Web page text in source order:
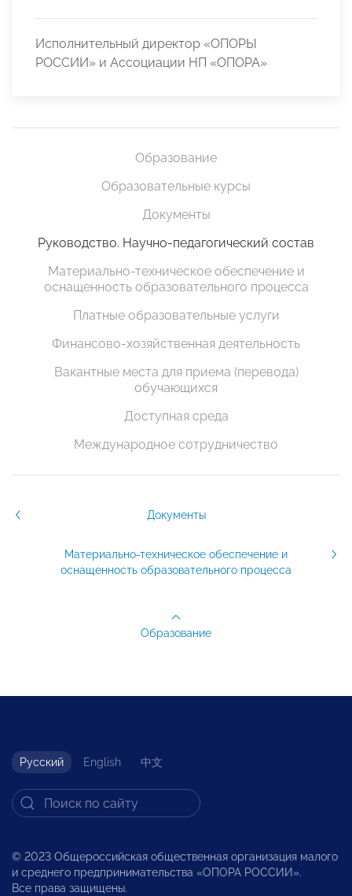
Исполнительный директор «ОПОРЫ
РОССИИ» и Ассоциации НП «ОПОРА»
Образование
Образовательные курсы
Документы
Руководство. Научно-педагогический состав
Материально-техническое обеспечение и
оснащенность образовательного процесса
Платные образовательные услуги
Финансово-хозяйственная деятельность
Вакантные места для приема (перевода)
обучающихся
Доступная среда
Международное сотрудничество
Документы
Материально-техническое обеспечение и
оснащенность образовательного процесса
Образование
Русский English 中文
© 2023 Общероссийская общественная организация малого
и среднего предпринимательства «ОПОРА РОССИИ».
Все права защищены.